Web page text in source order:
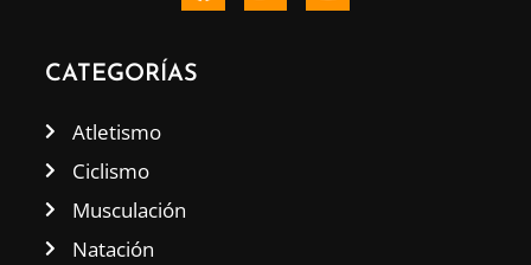
CATEGORÍAS
Atletismo
Ciclismo
Musculación
Natación